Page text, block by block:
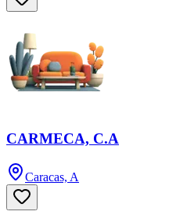
CARMECA, C.A
Caracas, A